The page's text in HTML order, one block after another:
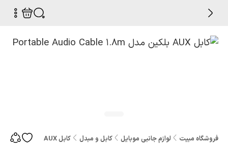
فروشگاه مبیت لوازم جانبی موبایل کابل و مبدل کابل AUX بلکین مدل Portable Audio Cable 1.8m